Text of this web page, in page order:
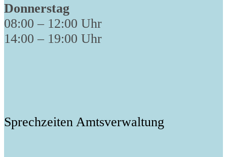
Donnerstag
08:00 – 12:00 Uhr
14:00 – 19:00 Uhr
Sprechzeiten Amtsverwaltung